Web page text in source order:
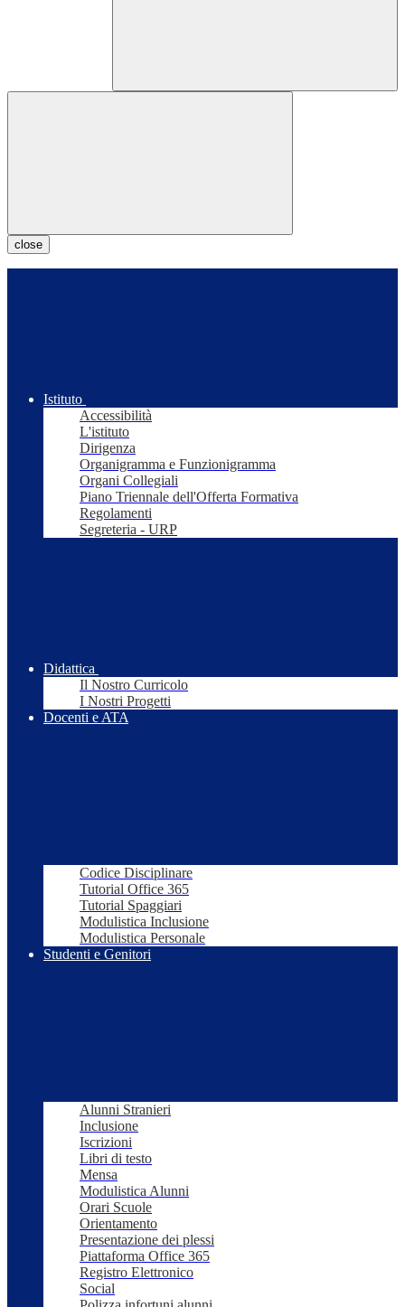
close
Istituto
Accessibilità
L'istituto
Dirigenza
Organigramma e Funzionigramma
Organi Collegiali
Piano Triennale dell'Offerta Formativa
Regolamenti
Segreteria - URP
Didattica
Il Nostro Curricolo
I Nostri Progetti
Docenti e ATA
Codice Disciplinare
Tutorial Office 365
Tutorial Spaggiari
Modulistica Inclusione
Modulistica Personale
Studenti e Genitori
Alunni Stranieri
Inclusione
Iscrizioni
Libri di testo
Mensa
Modulistica Alunni
Orari Scuole
Orientamento
Presentazione dei plessi
Piattaforma Office 365
Registro Elettronico
Social